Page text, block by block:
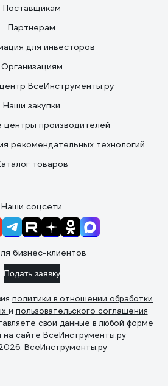
Поставщикам
Партнерам
для инвесторов
Организациям
ВсеИнструменты.ру
Наши закупки
производителей
рекомендательных технологий
товаров
Наши соцсети
бизнес-клиентов
Подать заявку
политики в отношении обработки
и пользовательского соглашения
свои данные в любой форме
на сайте ВсеИнструменты.ру
ВсеИнструменты.ру